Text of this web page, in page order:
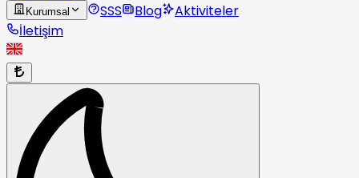
Kurumsal SSS Blog
Aktiviteler
İletişim